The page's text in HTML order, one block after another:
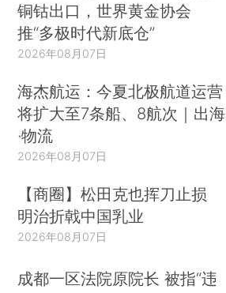
铜钴出口，世界黄金协会
推“多极时代新底仓”
2026年08月07日
海杰航运：今夏北极航道运营
将扩大至7条船、8航次｜出海
·物流
2026年08月07日
【商圈】松田克也挥刀止损
明治折戟中国乳业
2026年08月07日
成都一区法院原院长 被指“违